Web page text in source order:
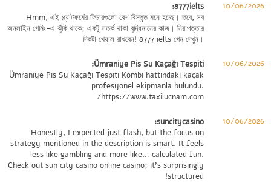
10/06/2026
8777ielts:
Hmm, এই প্ল্যাটফর্মের ফিচারগুলো বেশ বিস্তৃত মনে হচ্ছে। তবে, সব
অনলাইন গেমিং-এ ঝুঁকি থাকে; একটু সতর্ক থাকা বুদ্ধিমানের কাজ। নিরাপত্তার
দিকটা খেয়াল রাখবেন! 8777 ielts গেমদেখুন।
10/06/2026
Ümraniye Pis Su Kaçağı Tespiti:
Ümraniye Pis Su Kaçağı Tespiti Kombi hattındaki kaçak
profesyonel ekipmanla bulundu.
https://www.taxilucnam.com/
10/06/2026
suncitycasino:
Honestly, I expected just flash, but the focus on
strategy mentioned in the description is smart. It feels
less like gambling and more like… calculated fun.
Check out sun city casino online casino; it's surprisingly
structured!